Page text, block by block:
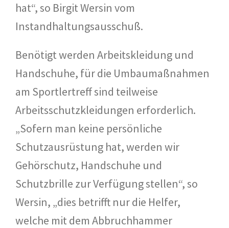
hat“, so Birgit Wersin vom
Instandhaltungsausschuß.
Benötigt werden Arbeitskleidung und
Handschuhe, für die Umbaumaßnahmen
am Sportlertreff sind teilweise
Arbeitsschutzkleidungen erforderlich.
„Sofern man keine persönliche
Schutzausrüstung hat, werden wir
Gehörschutz, Handschuhe und
Schutzbrille zur Verfügung stellen“, so
Wersin, „dies betrifft nur die Helfer,
welche mit dem Abbruchhammer